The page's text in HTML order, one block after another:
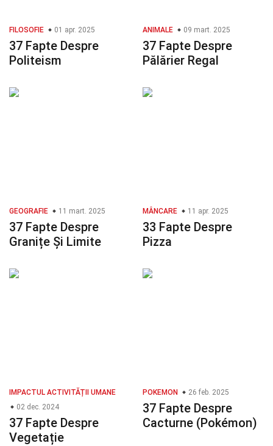
FILOSOFIE 01 apr. 2025
37 Fapte Despre
Politeism
ANIMALE 09 mart. 2025
37 Fapte Despre
Pălărier Regal
GEOGRAFIE 11 mart. 2025
37 Fapte Despre
Granițe Și Limite
MÂNCARE 11 apr. 2025
33 Fapte Despre
Pizza
IMPACTUL ACTIVITĂȚII UMANE
02 dec. 2024
37 Fapte Despre
Vegetație
POKEMON 26 feb. 2025
37 Fapte Despre
Cacturne (Pokémon)